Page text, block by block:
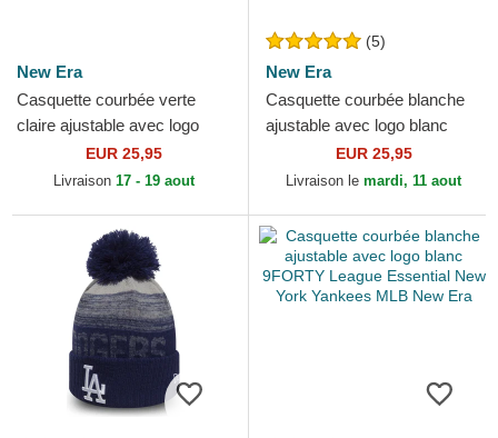
New Era
Casquette courbée verte
claire ajustable avec logo
blanc 9FORTY League
Essential Los Angeles...
EUR 25,95
Livraison 17 - 19 aout
(5)
New Era
Casquette courbée blanche
ajustable avec logo blanc
9FORTY League Essential
Los Angeles Dodgers...
EUR 25,95
Livraison le mardi, 11 aout